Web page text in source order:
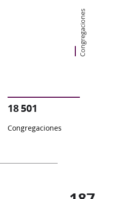
Congregaciones
18 501
Congregaciones